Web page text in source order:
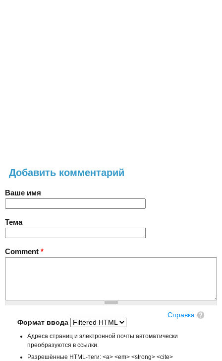
Добавить комментарий
Ваше имя
Тема
Comment *
Справка
Формат ввода
Адреса страниц и электронной почты автоматически
преобразуются в ссылки.
Разрешённые HTML-теги: <a> <em> <strong> <cite>